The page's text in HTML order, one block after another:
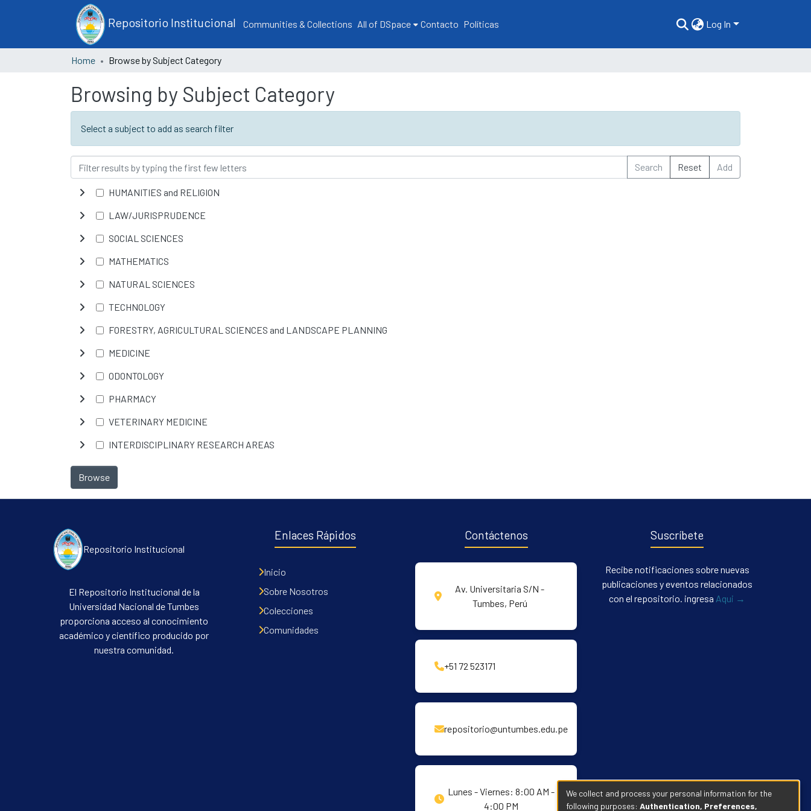
Repositorio Institucional Communities & Collections All of DSpace Contacto Políticas Log In
Home Browse by Subject Category
Browsing by Subject Category
Select a subject to add as search filter
Search Reset Add
HUMANITIES and RELIGION
LAW/JURISPRUDENCE
SOCIAL SCIENCES
MATHEMATICS
NATURAL SCIENCES
TECHNOLOGY
FORESTRY, AGRICULTURAL SCIENCES and LANDSCAPE PLANNING
MEDICINE
ODONTOLOGY
PHARMACY
VETERINARY MEDICINE
INTERDISCIPLINARY RESEARCH AREAS
Browse
Repositorio Institucional
El Repositorio Institucional de la
Universidad Nacional de Tumbes
proporciona acceso al conocimiento
académico y científico producido por
nuestra comunidad.
Enlaces Rápidos
Inicio
Sobre Nosotros
Colecciones
Comunidades
Contáctenos
Av. Universitaria S/N -
Tumbes, Perú
+51 72 523171
repositorio@untumbes.edu.pe
Lunes - Viernes: 8:00 AM -
4:00 PM
Suscríbete
Recibe notificaciones sobre nuevas
publicaciones y eventos relacionados
con el repositorio. ingresa Aqui →
We collect and process your personal information for the
following purposes: Authentication, Preferences,